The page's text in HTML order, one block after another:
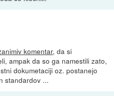
komentar, da si
ampak da so ga namestili zato,
dokumetaciji oz. postanejo
standardov ...